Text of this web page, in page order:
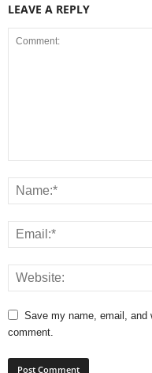
LEAVE A REPLY
Save my name, email, and
comment.